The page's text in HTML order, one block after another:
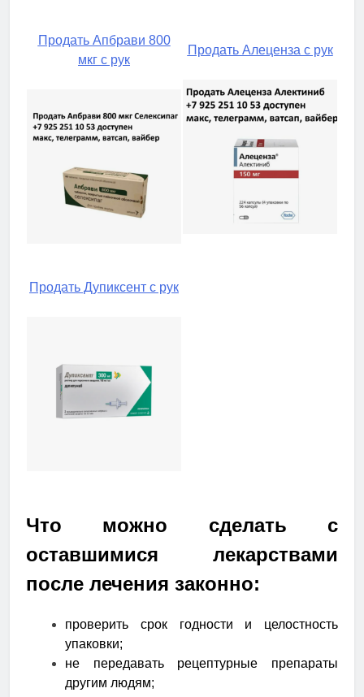
Продать Апбрави 800
мкг с рук
Продать Алеценза с рук
Продать Дупиксент с рук
Что можно сделать с
оставшимися лекарствами
после лечения законно:
проверить срок годности и целостность
упаковки;
не передавать рецептурные препараты
другим людям;